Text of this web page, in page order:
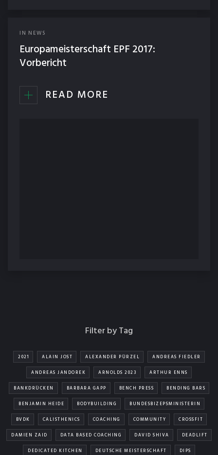
IN NEWS
Europameisterschaft EPF 2017:
Vorbericht
READ MORE
Filter by Tag
2021 ALAIN JOST ALEXANDER PÜRZEL ANDREAS FIEDLER
ANDREAS JANDOREK ARNOLDS 2023 ARTHUR ENNS
BANKDRÜCKEN BARBARA GAPP BENCH PRESS BENDING BARS
BENJAMIN HEIDE BODYBUILDING BUNDESBIZEPSMINISTERIN
BVDK CALISTHENICS COACHING COMMUNITY CROSSFIT
DAMIEN ZAID DATA BASED COACHING DAVID SHIVA DEADLIFT
DEDICATED KITCHEN DEUTSCHE MEISTERSCHAFT DIPS